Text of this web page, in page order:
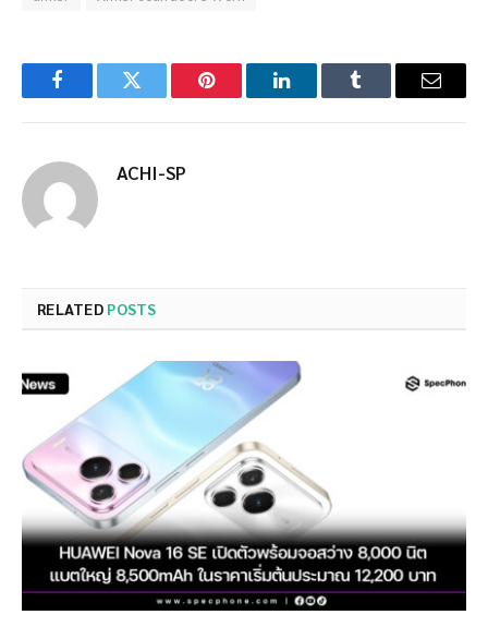
FacebookTwitter Pinterest LinkedInTumblr Email
ACHI-SP
RELATED POSTS